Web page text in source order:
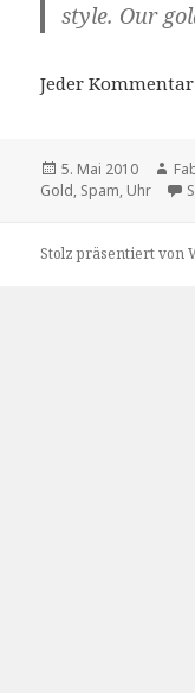
style. Our
Jeder
Veröffentlicht
am
5. Mai 2010
Gold, Spam, Uhr
Stolz präsentiert von